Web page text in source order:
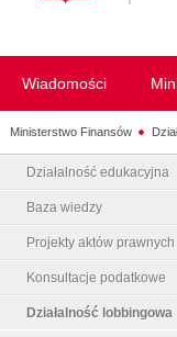
Wiadomości
Ministerstwo Finansów
Działalność edukacyjna
Baza wiedzy
Projekty aktów prawnych
Konsultacje podatkowe
Działalność lobbingowa